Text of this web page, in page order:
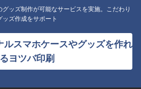
ッズ制作が可能なサービスを実施。こだわり
ッズ作成をサポート
ルスマホケースやグッズを作れ
るヨツバ印刷